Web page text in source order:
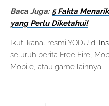
Baca Juga: 5 Fakta
yang Perlu Diketahui!
Ikuti kanal resmi YODU di
seluruh berita Free Fire,
Mobile, atau game lainnya.